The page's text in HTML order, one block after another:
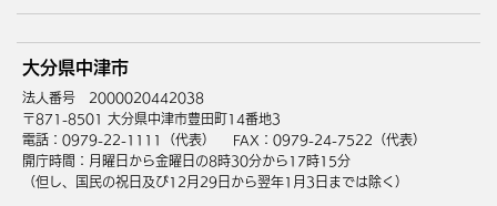
サイトマップ
庁舎地図 組織案内
中津市へのアクセス
大分県中津市
法人番号 2000020442038
〒871-8501 大分県中津市豊田町14番地3
電話：0979-22-1111（代表）
FAX：0979-24-7522（代表）
開庁時間：月曜日から金曜日の8時30分から17時15分
（但し、国民の祝日及び12月29日から翌年1月3日までは除く）